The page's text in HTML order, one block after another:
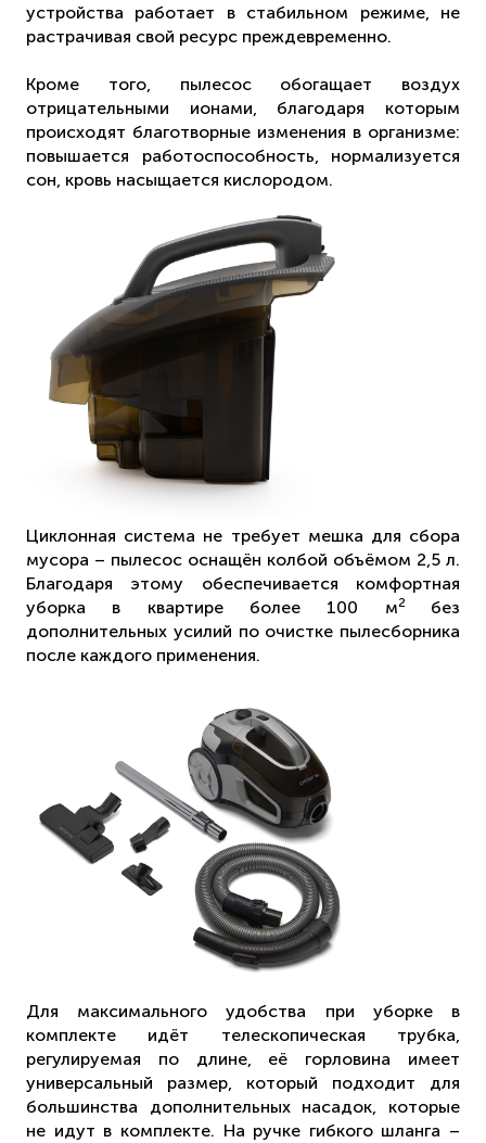
устройства работает в стабильном режиме, не
растрачивая свой ресурс преждевременно.
Кроме того, пылесос обогащает воздух
отрицательными ионами, благодаря которым
происходят благотворные изменения в организме:
повышается работоспособность, нормализуется
сон, кровь насыщается кислородом.
Циклонная система не требует мешка для сбора
мусора – пылесос оснащён колбой объёмом 2,5 л.
Благодаря этому обеспечивается комфортная
уборка в квартире более 100 м2 без
дополнительных усилий по очистке пылесборника
после каждого применения.
Для максимального удобства при уборке в
комплекте идёт телескопическая трубка,
регулируемая по длине, её горловина имеет
универсальный размер, который подходит для
большинства дополнительных насадок, которые
не идут в комплекте. На ручке гибкого шланга –